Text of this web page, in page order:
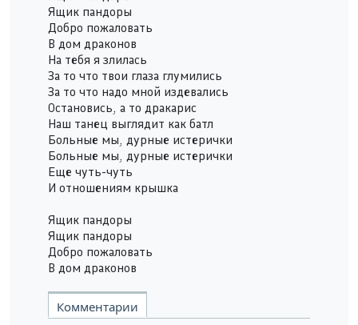
Ящик пандоры
Добро пожаловать
В дом драконов
На тебя я злилась
За то что твои глаза глумились
За то что надо мной издевались
Остановись, а то дракарис
Наш танец выглядит как батл
Больные мы, дурные истерички
Больные мы, дурные истерички
Еще чуть-чуть
И отношениям крышка
Ящик пандоры
Ящик пандоры
Добро пожаловать
В дом драконов
Комментарии